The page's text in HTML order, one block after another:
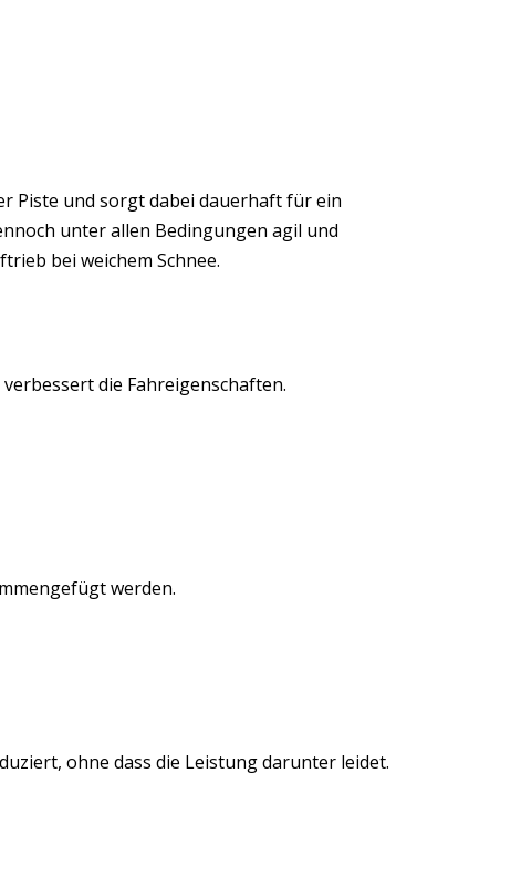
Piste und sorgt dabei dauerhaft für ein
unter allen Bedingungen agil und
bei weichem Schnee.
die Fahreigenschaften.
werden.
ohne dass die Leistung darunter leidet.